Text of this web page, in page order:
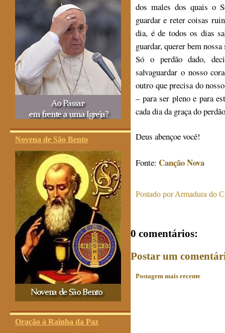
Novena de São Bento
Oração à Rainha da Paz
dos males dos quais o
guardar e reter coisas
dia, é de todos os dias
guardar, querer bem
Só o perdão dado,
salvaguardar o nosso
outro que precisa do
– para ser pleno e para
cada dia da graça do
Deus abençoe você!
Fonte: Canção Nova
Postado porArmadura do
0 comentários:
Postar um
Postagem mais recente